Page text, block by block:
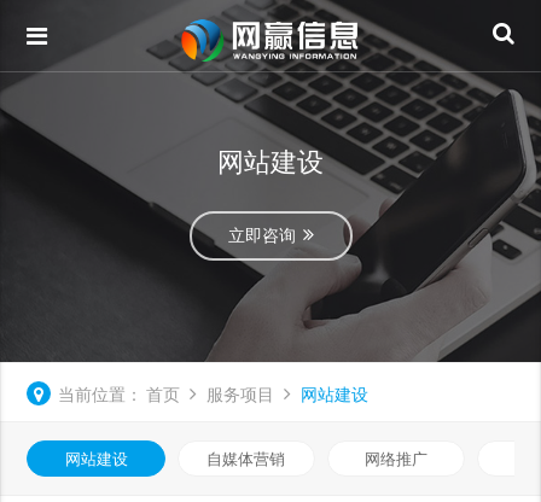
网站建设
立即咨询
当前位置： 首页 服务项目 网站建设
网站建设 自媒体营销 网络推广